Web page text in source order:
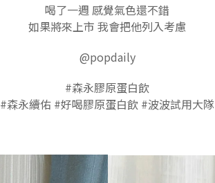
喝了一週 感覺氣色還不錯
如果將來上市 我會把他列入考慮
@popdaily
#森永膠原蛋白飲
#森永續佑 #好喝膠原蛋白飲 #波波試用大隊